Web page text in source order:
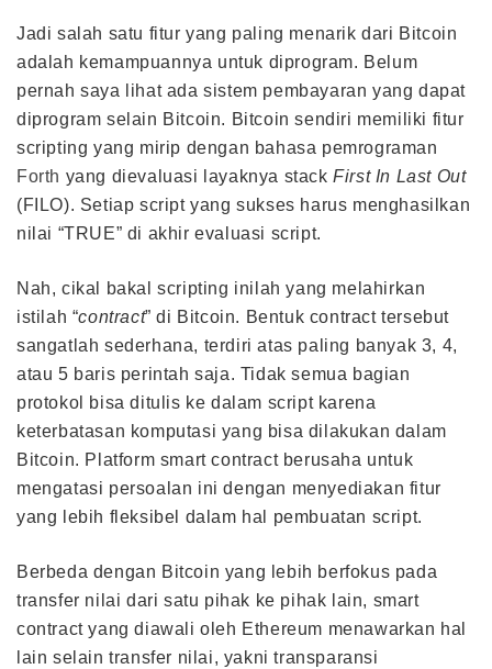
Jadi salah satu fitur yang paling menarik dari Bitcoin
adalah kemampuannya untuk diprogram. Belum
pernah saya lihat ada sistem pembayaran yang dapat
diprogram selain Bitcoin. Bitcoin sendiri memiliki fitur
scripting yang mirip dengan bahasa pemrograman
Forth yang dievaluasi layaknya stackFirst In Last Out
(FILO). Setiap script yang sukses harus menghasilkan
nilai “TRUE” di akhir evaluasi script.
Nah, cikal bakal scripting inilah yang melahirkan
istilah “contract” di Bitcoin. Bentuk contract tersebut
sangatlah sederhana, terdiri atas paling banyak 3, 4,
atau 5 baris perintah saja. Tidak semua bagian
protokol bisa ditulis ke dalam script karena
keterbatasan komputasi yang bisa dilakukan dalam
Bitcoin. Platform smart contract berusaha untuk
mengatasi persoalan ini dengan menyediakan fitur
yang lebih fleksibel dalam hal pembuatan script.
Berbeda dengan Bitcoin yang lebih berfokus pada
transfer nilai dari satu pihak ke pihak lain, smart
contract yang diawali oleh Ethereum menawarkan hal
lain selain transfer nilai, yakni transparansi